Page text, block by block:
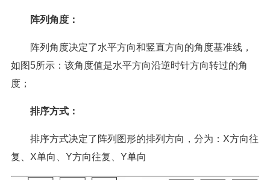
阵列角度：
阵列角度决定了水平方向和竖直方向的角度基准线，
如图5所示：该角度值是水平方向沿逆时针方向转过的角
度；
排序方式：
排序方式决定了阵列图形的排列方向，分为：X方向往
复、X单向、Y方向往复、Y单向